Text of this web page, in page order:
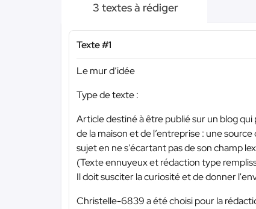
3 textes à rédiger
Texte #1
Le mur d’idée
Type de texte :
Article destiné à être publié sur un blog
de la maison et de l’entreprise : une
sujet en ne s'écartant pas de son champ
(Texte ennuyeux et rédaction type
Il doit susciter la curiosité et de donner
Christelle-6839 a été choisi pour la